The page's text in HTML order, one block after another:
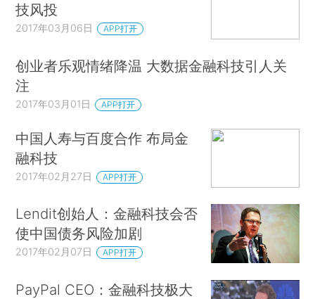
技风投
2017年03月06日 APP打开
创业者乐观情绪降温 大数据金融科技引人关
注
2017年03月01日 APP打开
中国人寿与百度合作 布局金
融科技
2017年02月27日 APP打开
Lendit创始人：金融科技会否
使中国债务风险加剧
2017年02月07日 APP打开
PayPal CEO：金融科技极大